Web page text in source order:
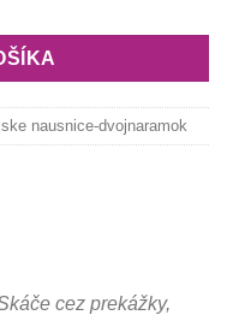
nausnice-dvojnaramok
cez prekážky,